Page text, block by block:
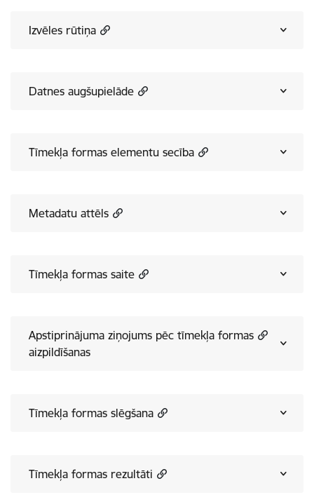
Izvēles rūtiņa
Datnes augšupielāde
Tīmekļa formas elementu secība
Metadatu attēls
Tīmekļa formas saite
Apstiprinājuma ziņojums pēc tīmekļa formas
aizpildīšanas
Tīmekļa formas slēgšana
Tīmekļa formas rezultāti